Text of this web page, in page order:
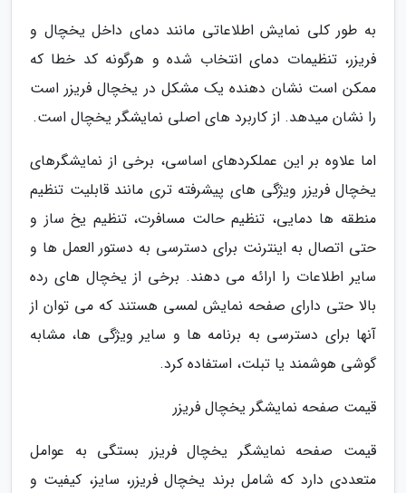
به طور کلی نمایش اطلاعاتی مانند دمای داخل یخچال و
فریزر، تنظیمات دمای انتخاب شده و هرگونه کد خطا که
ممکن است نشان دهنده یک مشکل در یخچال فریزر است
را نشان میدهد. از کاربرد های اصلی نمایشگر یخچال است.
اما علاوه بر این عملکردهای اساسی، برخی از نمایشگرهای
یخچال فریزر ویژگی های پیشرفته تری مانند قابلیت تنظیم
منطقه ها دمایی، تنظیم حالت مسافرت، تنظیم یخ ساز و
حتی اتصال به اینترنت برای دسترسی به دستور العمل ها و
سایر اطلاعات را ارائه می دهند. برخی از یخچال های رده
بالا حتی دارای صفحه نمایش لمسی هستند که می توان از
آنها برای دسترسی به برنامه ها و سایر ویژگی ها، مشابه
گوشی هوشمند یا تبلت، استفاده کرد.
قیمت صفحه نمایشگر یخچال فریزر
قیمت صفحه نمایشگر یخچال فریزر بستگی به عوامل
متعددی دارد که شامل برند یخچال فریزر، سایز، کیفیت و